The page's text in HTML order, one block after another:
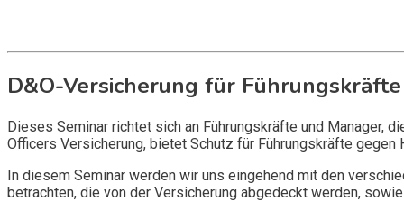
D&O-Versicherung für
Dieses Seminar richtet sich an Führungskräfte und Manager,
Officers Versicherung, bietet Schutz für Führungskräfte
In diesem Seminar werden wir uns eingehend mit den
betrachten, die von der Versicherung abgedeckt werden,